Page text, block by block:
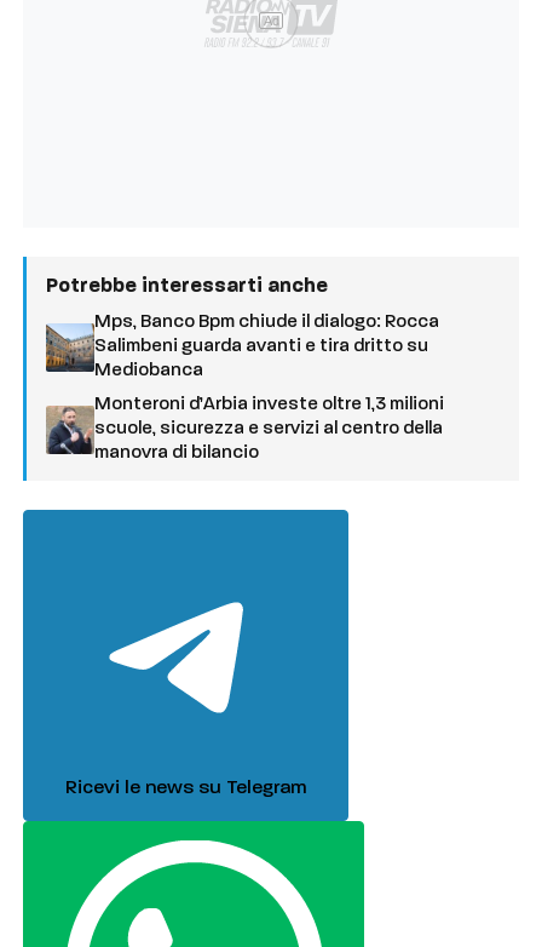
Ad
Potrebbe interessarti anche
Mps, Banco Bpm chiude il dialogo: Rocca
Salimbeni guarda avanti e tira dritto su
Mediobanca
Monteroni d’Arbia investe oltre 1,3 milioni
scuole, sicurezza e servizi al centro della
manovra di bilancio
Ricevi le news su Telegram